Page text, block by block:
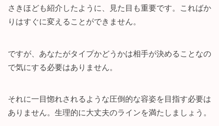
さきほども紹介したように、見た目も重要です。こればか
りはすぐに変えることができません。
ですが、あなたがタイプかどうかは相手が決めることなの
で気にする必要はありません。
それに一目惚れされるような圧倒的な容姿を目指す必要は
ありません。生理的に大丈夫のラインを満たしましょう。